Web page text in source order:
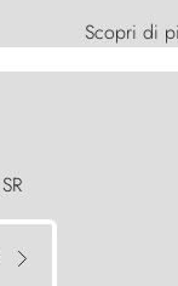
Scopri di